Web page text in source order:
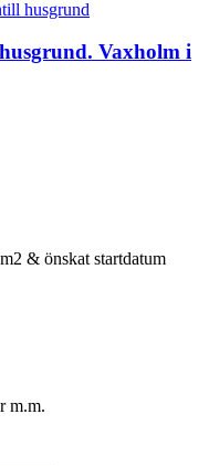
Vaxholm i
& önskat startdatum
m.m.